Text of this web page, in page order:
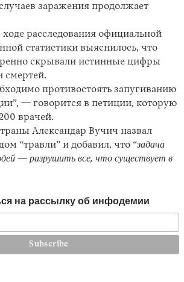
заражения продолжает
расследования официальной
статистики выяснилось, что
скрывали истинные цифры
смертей.
противостоять запугиванию
— говорится в петиции, которую
врачей.
Александар Вучич назвал
“травли” и добавил, что “задача
— разрушить все, что существует в
на рассылку об инфодемии